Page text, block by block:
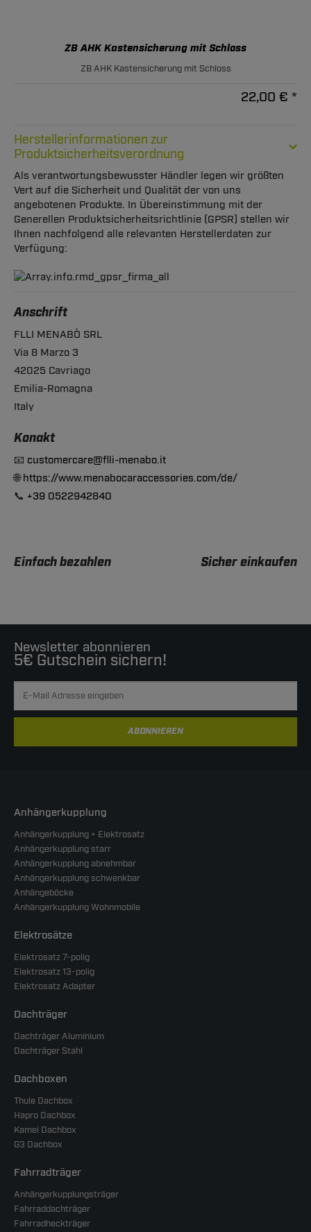
ZB AHK Kastensicherung mit Schloss
ZB AHK Kastensicherung mit Schloss
22,00 € *
Herstellerinformationen zur
Produktsicherheitsverordnung
Als verantwortungsbewusster Händler legen wir größten
Vert auf die Sicherheit und Qualität der von uns
angebotenen Produkte. In Übereinstimmung mit der
Generellen Produktsicherheitsrichtlinie (GPSR) stellen wir
Ihnen nachfolgend alle relevanten Herstellerdaten zur
Verfügung:
Anschrift
FLLI MENABÒ SRL
Via 8 Marzo 3
42025 Cavriago
Emilia-Romagna
Italy
Konakt
📧 customercare@flli-menabo.it
🌐https://www.menabocaraccessories.com/de/
📞 +39 0522942840
Einfach bezahlen Sicher einkaufen
Newsletter abonnieren
5€ Gutschein sichern!
ABONNIEREN
Anhängerkupplung
Anhängerkupplung + Elektrosatz
Anhängerkupplung starr
Anhängerkupplung abnehmbar
Anhängerkupplung schwenkbar
Anhängeböcke
Anhängerkupplung Wohnmobile
Elektrosätze
Elektrosatz 7-polig
Elektrosatz 13-polig
Elektrosatz Adapter
Dachträger
Dachträger Aluminium
Dachträger Stahl
Dachboxen
Thule Dachbox
Hapro Dachbox
Kamei Dachbox
G3 Dachbox
Fahrradträger
Anhängerkupplungsträger
Fahrraddachträger
Fahrradheckträger